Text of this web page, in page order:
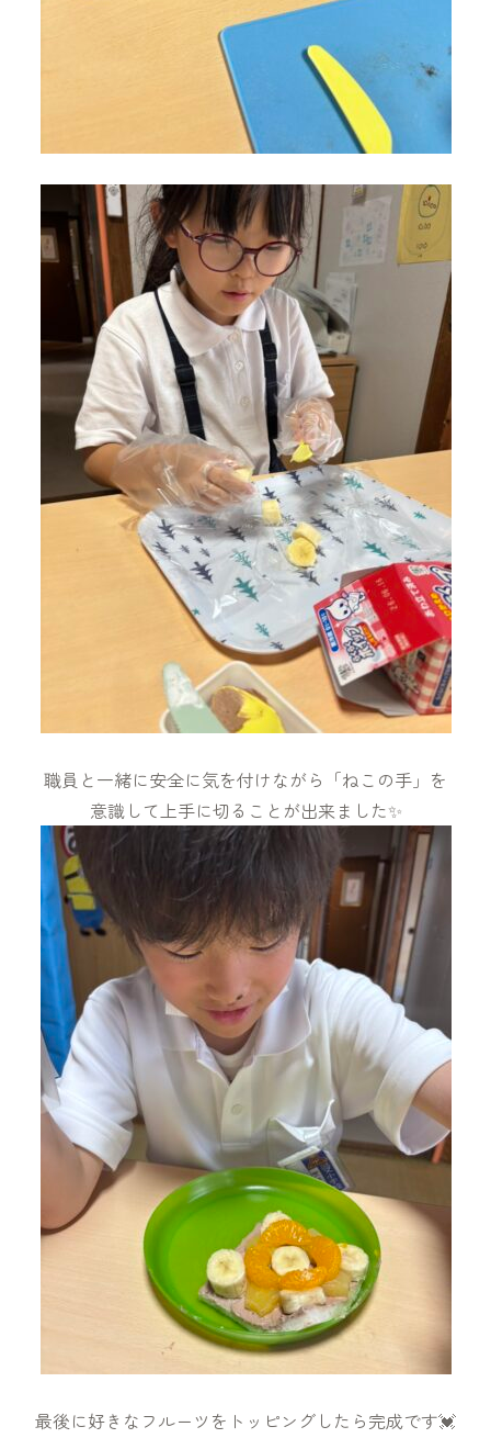
職員と一緒に安全に気を付けながら「ねこの手」を
意識して上手に切ることが出来ました✨
最後に好きなフルーツをトッピングしたら完成です💓